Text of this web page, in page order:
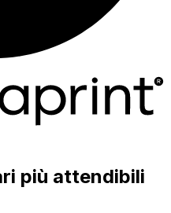
più attendibili